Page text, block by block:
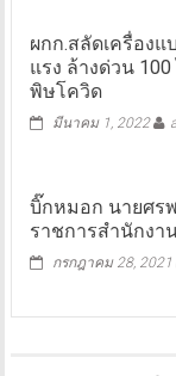
ผกก.สลัดเครื่องแ
แรง ล้างด่วน
พิษโควิด
มีนาคม 1, 2022
บิ๊กหมอก นายศร
ราชการสำนักง
กรกฎาคม 28, 2021